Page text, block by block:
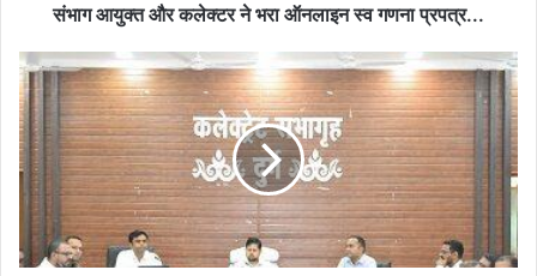
प्रपत्र...संभाग आयुक्त और कलेक्टर ने भरा ऑनलाइन स्व गणना प्रपत्र...
कलेक्टर
अभिजित
सिंह
की
अध्यक्षता
में
मनरेगा
कार्यों
की